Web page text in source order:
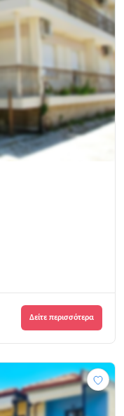
Δείτε περισσότερα